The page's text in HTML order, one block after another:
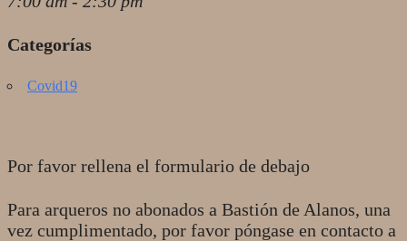
Categorías
Covid19
Por favor rellena el formulario de debajo
Para arqueros no abonados a Bastión de Alanos, una
vez cumplimentado, por favor póngase en contacto a